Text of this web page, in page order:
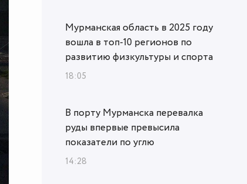
Мурманская область в 2025 году
вошла в топ‑10 регионов по
развитию физкультуры и спорта
18:05
В порту Мурманска перевалка
руды впервые превысила
показатели по углю
14:28